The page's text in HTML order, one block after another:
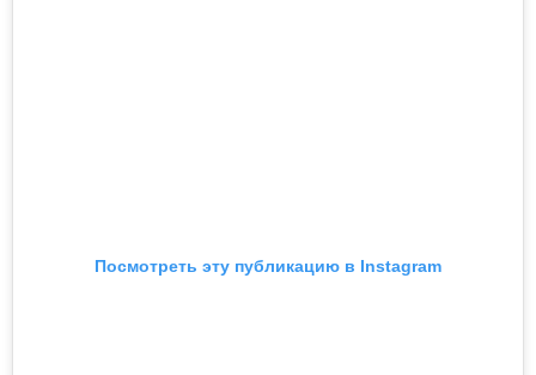
Посмотреть эту публикацию в Instagram